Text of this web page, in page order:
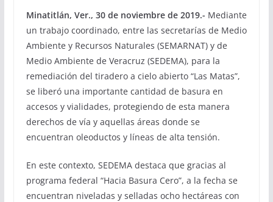
Minatitlán, Ver., 30 de noviembre de 2019.- Mediante
un trabajo coordinado, entre las secretarías de Medio
Ambiente y Recursos Naturales (SEMARNAT) y de
Medio Ambiente de Veracruz (SEDEMA), para la
remediación del tiradero a cielo abierto “Las Matas”,
se liberó una importante cantidad de basura en
accesos y vialidades, protegiendo de esta manera
derechos de vía y aquellas áreas donde se
encuentran oleoductos y líneas de alta tensión.
En este contexto, SEDEMA destaca que gracias al
programa federal “Hacia Basura Cero”, a la fecha se
encuentran niveladas y selladas ocho hectáreas con